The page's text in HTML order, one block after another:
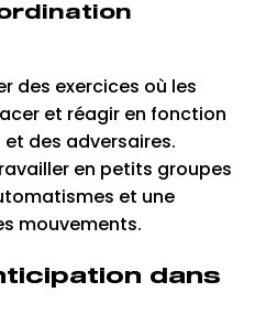
des exercices où les
et réagir en fonction
des adversaires.
en petits groupes
et une
mouvements.
dans